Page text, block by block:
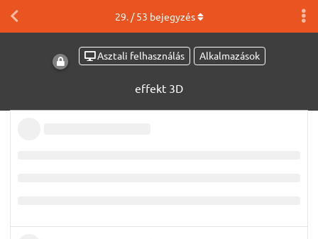
Asztali felhasználás Alkalmazások
effekt 3D
29. /53 bejegyzés